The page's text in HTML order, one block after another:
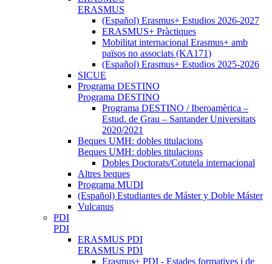
ERASMUS
(Español) Erasmus+ Estudios 2026-2027
ERASMUS+ Pràctiques
Mobilitat internacional Erasmus+ amb
països no associats (KA171)
(Español) Erasmus+ Estudios 2025-2026
SICUE
Programa DESTINO
Programa DESTINO
Programa DESTINO / Iberoamèrica –
Estud. de Grau – Santander Universitats
2020/2021
Beques UMH: dobles titulacions
Beques UMH: dobles titulacions
Dobles Doctorats/Cotutela internacional
Altres beques
Programa MUDI
(Español) Estudiantes de Máster y Doble Máster
Vulcanus
PDI
PDI
ERASMUS PDI
ERASMUS PDI
Erasmus+ PDI - Estades formatives i de